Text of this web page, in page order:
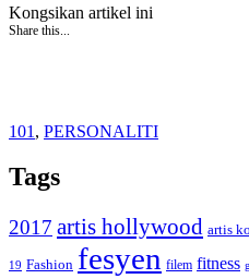
Kongsikan artikel ini
Share this...
101 , PERSONALITI
Tags
2017 artis hollywood artis
19 Fashion fesyen filem fitness